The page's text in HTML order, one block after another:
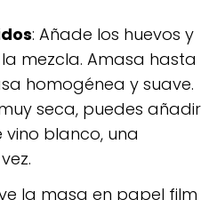
: Añade los huevos y
mezcla. Amasa hasta
homogénea y suave.
seca, puedes añadir
blanco, una
la masa en papel film